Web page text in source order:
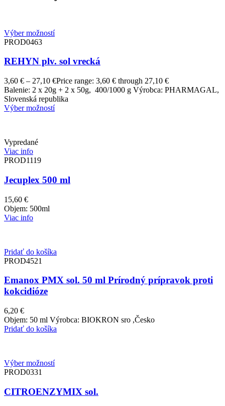
Výber možností
PROD0463
REHYN plv. sol vrecká
3,60 € – 27,10 €Price range: 3,60 € through 27,10 €
Balenie: 2 x 20g + 2 x 50g, 400/1000 g Výrobca: PHARMAGAL,
Slovenská republika
Výber možností
Vypredané
Viac info
PROD1119
Jecuplex 500 ml
15,60 €
Objem: 500ml
Viac info
Pridať do košíka
PROD4521
Emanox PMX sol. 50 ml Prírodný prípravok proti
kokcidióze
6,20 €
Objem: 50 ml Výrobca: BIOKRON sro ,Česko
Pridať do košíka
Výber možností
PROD0331
CITROENZYMIX sol.